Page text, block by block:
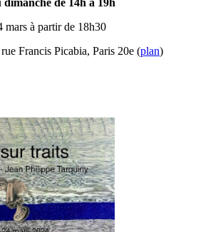
de 14h à 19h
mars à partir‬‭ de 18h30‬
Francis Picabia, Paris 20e (plan)